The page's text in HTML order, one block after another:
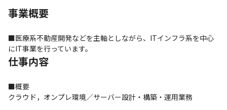
事業概要
■医療系不動産開発などを主軸としながら、ITインフラ系を中心
にIT事業を行っています。
仕事内容
■概要
クラウド，オンプレ環境／サーバー設計・構築・運用業務